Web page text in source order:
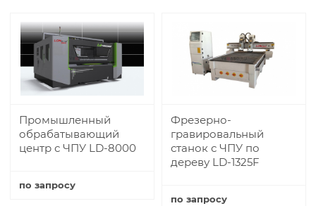
Промышленный
обрабатывающий
центр с ЧПУ LD-8000
по запросу
Фрезерно-
гравировальный
станок с ЧПУ по
дереву LD-1325F
по запросу